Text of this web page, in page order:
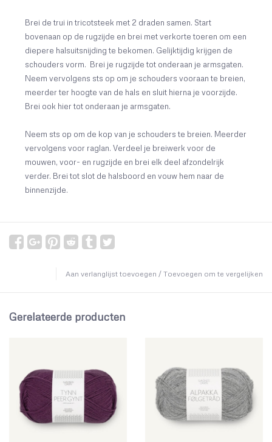
Brei de trui in tricotsteek met 2 draden samen. Start
bovenaan op de rugzijde en brei met verkorte toeren om een
diepere halsuitsnijding te bekomen. Gelijktijdig krijgen de
schouders vorm. Brei je rugzijde tot onderaan je armsgaten.
Neem vervolgens sts op om je schouders vooraan te breien,
meerder ter hoogte van de hals en sluit hierna je voorzijde.
Brei ook hier tot onderaan je armsgaten.
Neem sts op om de kop van je schouders te breien. Meerder
vervolgens voor raglan. Verdeel je breiwerk voor de
mouwen, voor- en rugzijde en brei elk deel afzondelrijk
verder. Brei tot slot de halsboord en vouw hem naar de
binnenzijde.
Aan verlanglijst toevoegen / Toevoegen om te vergelijken
Gerelateerde producten